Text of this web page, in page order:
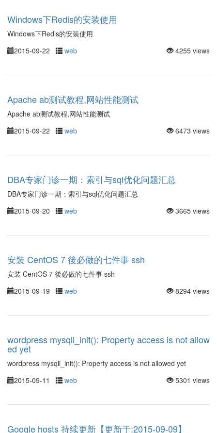
Windows下Redis的安装使用
Windows下Redis的安装使用
2015-09-22
web 4255 views
Apache ab测试教程,网站性能测试
Apache ab测试教程,网站性能测试
2015-09-22
web 6473 views
DBA专家门诊一期：索引与sql优化问题汇总
DBA专家门诊一期：索引与sql优化问题汇总
2015-09-20
web 3665 views
安裝 CentOS 7 後必做的七件事 ssh
安裝 CentOS 7 後必做的七件事 ssh
2015-09-19
web 8294 views
wordpress mysqli_init(): Property access is not allow
ed yet
wordpress mysqli_init(): Property access is not allowed yet
2015-09-11
web 5301 views
Google hosts 持续更新【更新于:2015-09-09】